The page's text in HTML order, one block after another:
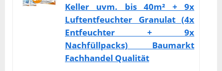
Keller uvm. bis 40m² + 9x
Luftentfeuchter Granulat (4x
Entfeuchter + 9x
Nachfüllpacks) Baumarkt
Fachhandel Qualität